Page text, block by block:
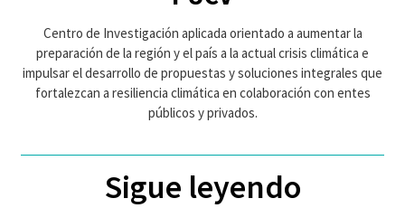
Centro de Investigación aplicada orientado a aumentar la
preparación de la región y el país a la actual crisis climática e
impulsar el desarrollo de propuestas y soluciones integrales que
fortalezcan a resiliencia climática en colaboración con entes
públicos y privados.
Sigue leyendo